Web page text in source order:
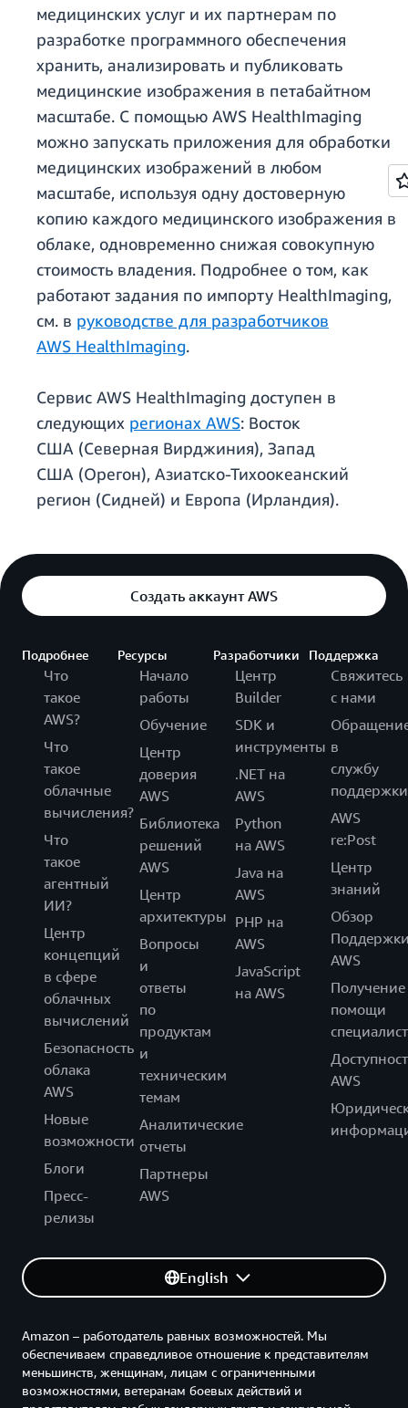
медицинских услуг и их партнерам по
разработке программного обеспечения
хранить, анализировать и публиковать
медицинские изображения в петабайтном
масштабе. С помощью AWS HealthImaging
можно запускать приложения для обработки
медицинских изображений в любом
масштабе, используя одну достоверную
копию каждого медицинского изображения в
облаке, одновременно снижая совокупную
стоимость владения. Подробнее о том, как
работают задания по импорту HealthImaging,
см. в руководстве для разработчиков
AWS HealthImaging.
Сервис AWS HealthImaging доступен в
следующих регионах AWS: Восток
США (Северная Вирджиния), Запад
США (Орегон), Азиатско-Тихоокеанский
регион (Сидней) и Европа (Ирландия).
Создать аккаунт AWS
Подробнее
Что
такое
AWS?
Что
такое
облачные
вычисления?
Что
такое
агентный
ИИ?
Центр
концепций
в сфере
облачных
вычислений
Безопасность
облака
AWS
Новые
возможности
Блоги
Пресс-
релизы
Ресурсы
Начало
работы
Обучение
Центр
доверия
AWS
Библиотека
решений
AWS
Центр
архитектуры
Вопросы
и
ответы
по
продуктам
и
техническим
темам
Аналитические
отчеты
Партнеры
AWS
Разработчики
Центр
Builder
SDK и
инструменты
.NET на
AWS
Python
на AWS
Java на
AWS
PHP на
AWS
JavaScript
на AWS
Поддержка
Свяжитесь
с нами
в
службу
поддержки
AWS
re:Post
Центр
знаний
Обзор
AWS
Получение
помощи
AWS
English
Amazon – работодатель равных возможностей. Мы
обеспечиваем справедливое отношение к представителям
меньшинств, женщинам, лицам с ограниченными
возможностями, ветеранам боевых действий и